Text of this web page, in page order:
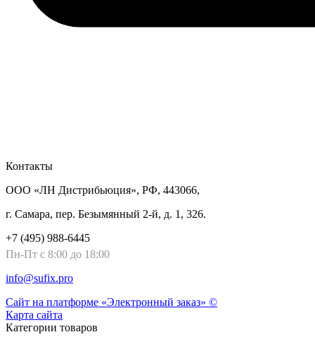
Контакты
ООО «ЛН Дистрибьюция», РФ, 443066,
г. Самара, пер. Безымянный 2-й, д. 1, 326.
+7 (495) 988-6445
Пн-Пт с 8:00 до 18:00
info@sufix.pro
Сайт на платформе «Электронный заказ» ©
Карта сайта
Категории товаров